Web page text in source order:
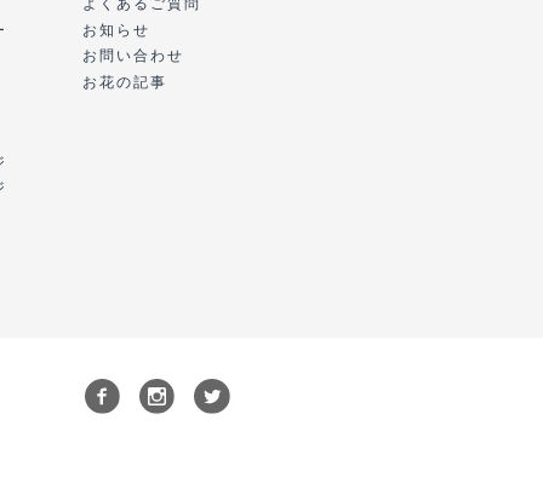
お知らせ
お問い合わせ
お花の記事